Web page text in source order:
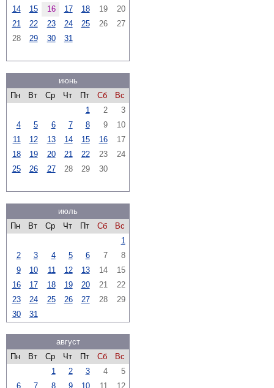
14
15 16 17 18 19
20
21
22 23 24 25 26
27
28
29 30 31
июнь
Пн
Вт Ср Чт Пт Сб
Вс
1
2
3
4
5 6 7 8 9
10
11
12 13 14 15 16
17
18
19 20 21 22 23
24
25
26 27 28 29 30
июль
Пн
Вт Ср Чт Пт Сб
Вс
1
2
3 4 5 6 7
8
9
10 11 12 13 14
15
16
17 18 19 20 21
22
23
24 25 26 27 28
29
30
31
август
Пн
Вт Ср Чт Пт Сб
Вс
1
2 3 4
5
6
7 8 9 10 11
12